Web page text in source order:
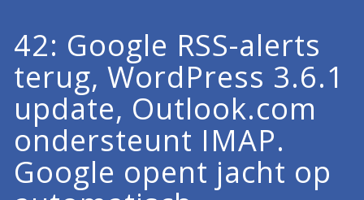
42: Google RSS-alerts
terug, WordPress 3.6.1
update, Outlook.com
ondersteunt IMAP.
Google opent jacht op